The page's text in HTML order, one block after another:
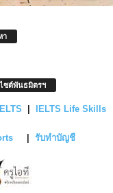
า
ซต์พันธมิตรฯ
IELTS Life Skills
รับทำบัญชี